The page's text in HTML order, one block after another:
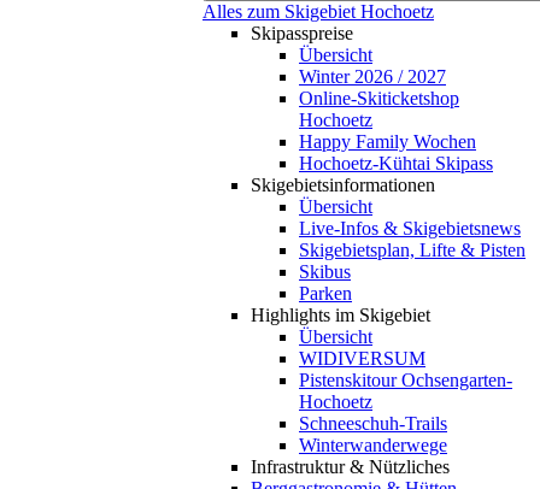
Alles zum Skigebiet Hochoetz
Skipasspreise
Übersicht
Winter 2026 / 2027
Online-Skiticketshop
Hochoetz
Happy Family Wochen
Hochoetz-Kühtai Skipass
Skigebietsinformationen
Übersicht
Live-Infos & Skigebietsnews
Skigebietsplan, Lifte & Pisten
Skibus
Parken
Highlights im Skigebiet
Übersicht
WIDIVERSUM
Pistenskitour Ochsengarten-
Hochoetz
Schneeschuh-Trails
Winterwanderwege
Infrastruktur & Nützliches